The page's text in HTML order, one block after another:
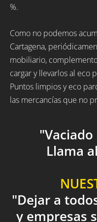
%.
Como no podemos
Cartagena,
mobiliario,
cargar y llevarlos al eco
Puntos limpios y eco
las mercancías que no
Llama
"Dejar a
y empresas